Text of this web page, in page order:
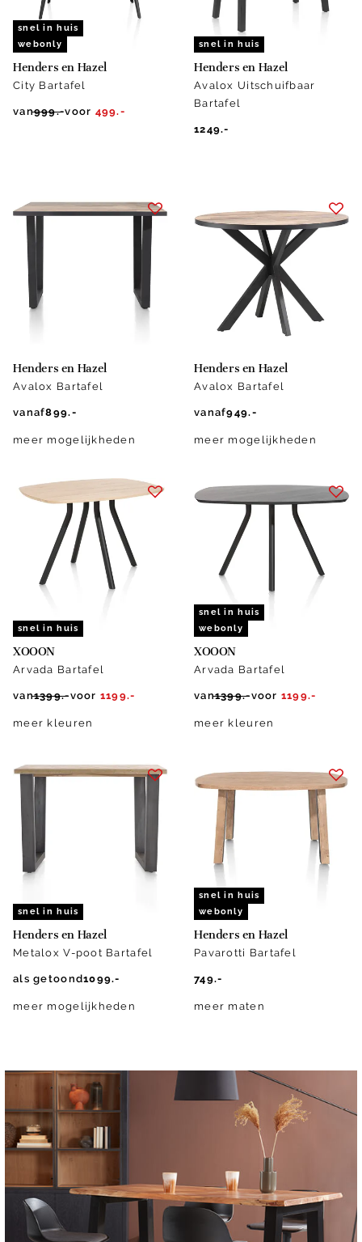
snel in huis
webonly
Henders en Hazel
City Bartafel
van999.-voor 499.-
snel in huis
Henders en Hazel
Avalox Uitschuifbaar
Bartafel
1249.-
Henders en Hazel
Avalox Bartafel
vanaf899.-
meer mogelijkheden
Henders en Hazel
Avalox Bartafel
vanaf949.-
meer mogelijkheden
snel in huis
XOOON
Arvada Bartafel
van1399.-voor 1199.-
meer kleuren
snel in huis
webonly
XOOON
Arvada Bartafel
van1399.-voor 1199.-
meer kleuren
snel in huis
Henders en Hazel
Metalox V-poot Bartafel
als getoond1099.-
meer mogelijkheden
snel in huis
webonly
Henders en Hazel
Pavarotti Bartafel
749.-
meer maten